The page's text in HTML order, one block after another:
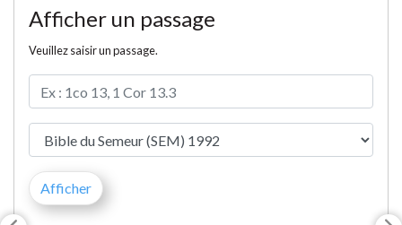
Afficher un passage
Veuillez saisir un passage.